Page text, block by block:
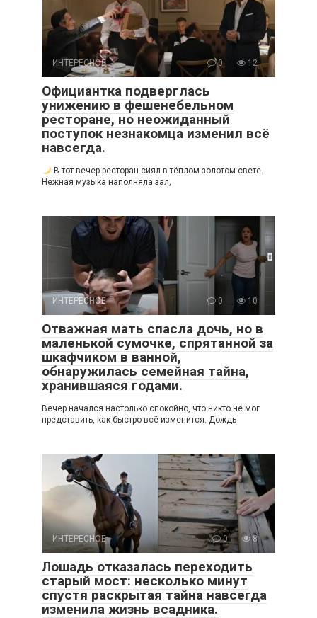
ИНТЕРЕСНОЕ 0 12
Официантка подверглась
унижению в фешенебельном
ресторане, но неожиданный
поступок незнакомца изменил всё
навсегда.
В тот вечер ресторан сиял в тёплом золотом свете.
Нежная музыка наполняла зал,
ИНТЕРЕСНОЕ 0 10
Отважная мать спасла дочь, но в
маленькой сумочке, спрятанной за
шкафчиком в ванной,
обнаружилась семейная тайна,
хранившаяся годами.
Вечер начался настолько спокойно, что никто не мог
представить, как быстро всё изменится. Дождь
ИНТЕРЕСНОЕ 0 8
Лошадь отказалась переходить
старый мост: несколько минут
спустя раскрытая тайна навсегда
изменила жизнь всадника.